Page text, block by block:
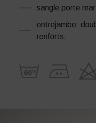
sangle porte
entrejambe:
renforts.